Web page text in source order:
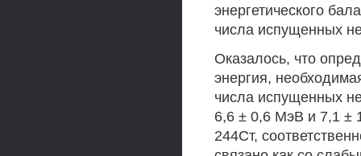
энергетического
числа испущенных
Оказалось, что
энергия,
числа испущенных
6,6 ± 0,6 МэВ и 7,1 ±
244Ст,